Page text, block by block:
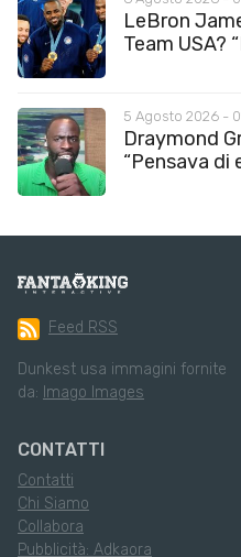
LeBron
Team USA?
5 Agosto 2026 -
Draymond
“Pensava di
Feed RSS
Dunkest usa immagini fornite
da: Imago Images
CONTATTI
Contatti
Chi Siamo
Collabora
Pubblicità: Adkaora